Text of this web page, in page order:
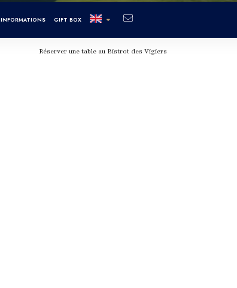
INFORMATIONS GIFT BOX
Réserver une table au Bistrot des Vigiers